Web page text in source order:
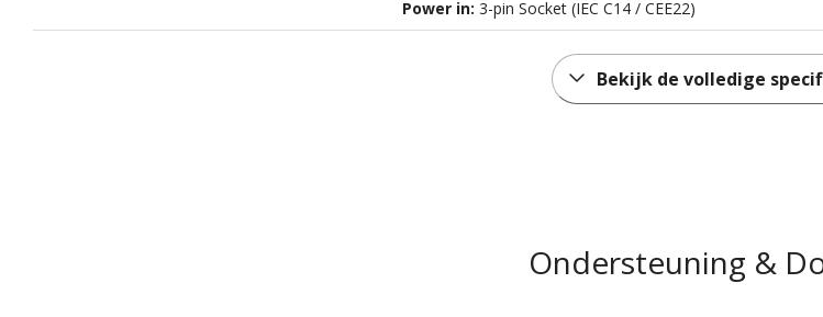
Power in: 3-pin Socket (IEC C14 / CEE22)
Bekijk de volledige
Ondersteuning &